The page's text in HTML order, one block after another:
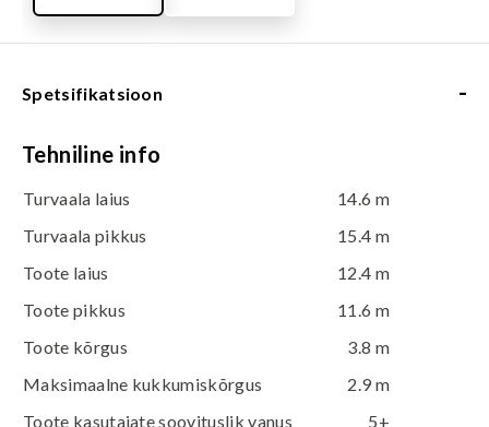
Spetsifikatsioon -
Tehniline info
Turvaala laius
14.6 m
Turvaala pikkus
15.4 m
Toote laius
12.4 m
Toote pikkus
11.6 m
Toote kõrgus
3.8 m
Maksimaalne kukkumiskõrgus
2.9 m
Toote kasutajate soovituslik vanus
5+